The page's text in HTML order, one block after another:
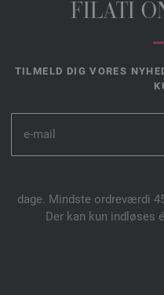
FILATI
TILMELD DIG VORES
dage. Mindste ordreværdi
Der kan kun indløses